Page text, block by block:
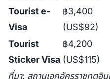
Tourist e-
Visa
฿3,400
(US$92)
Tourist
Sticker Visa
฿4,200
(US$115)
ที่มา: สถานเอกอัครราชทูตอิน